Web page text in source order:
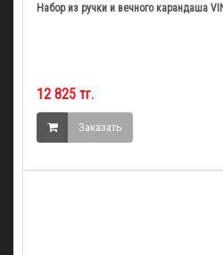
Набор из ручки и вечного карандаша
12 825 тг.
Заказать